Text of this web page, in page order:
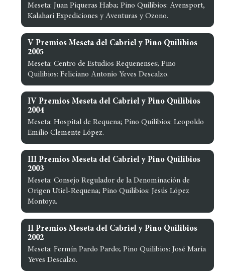
Meseta: Juan Piqueras Haba; Pino Quilibios: Avensport,
Kalahari Expediciones y Aventuras y Ozono.
V Premios Meseta del Cabriel y Pino Quilibios
2005
Meseta: Centro de Estudios Requenenses; Pino
Quilibios: Feliciano Antonio Yeves Descalzo.
IV Premios Meseta del Cabriel y Pino Quilibios
2004
Meseta: Hospital de Requena; Pino Quilibios: Leopoldo
Emilio Clemente López.
III Premios Meseta del Cabriel y Pino Quilibios
2003
Meseta: Consejo Regulador de la Denominación de
Origen Utiel-Requena; Pino Quilibios: Jesús López
Montoya.
II Premios Meseta del Cabriel y Pino Quilibios
2002
Meseta: Fermín Pardo Pardo; Pino Quilibios: José María
Yeves Descalzo.